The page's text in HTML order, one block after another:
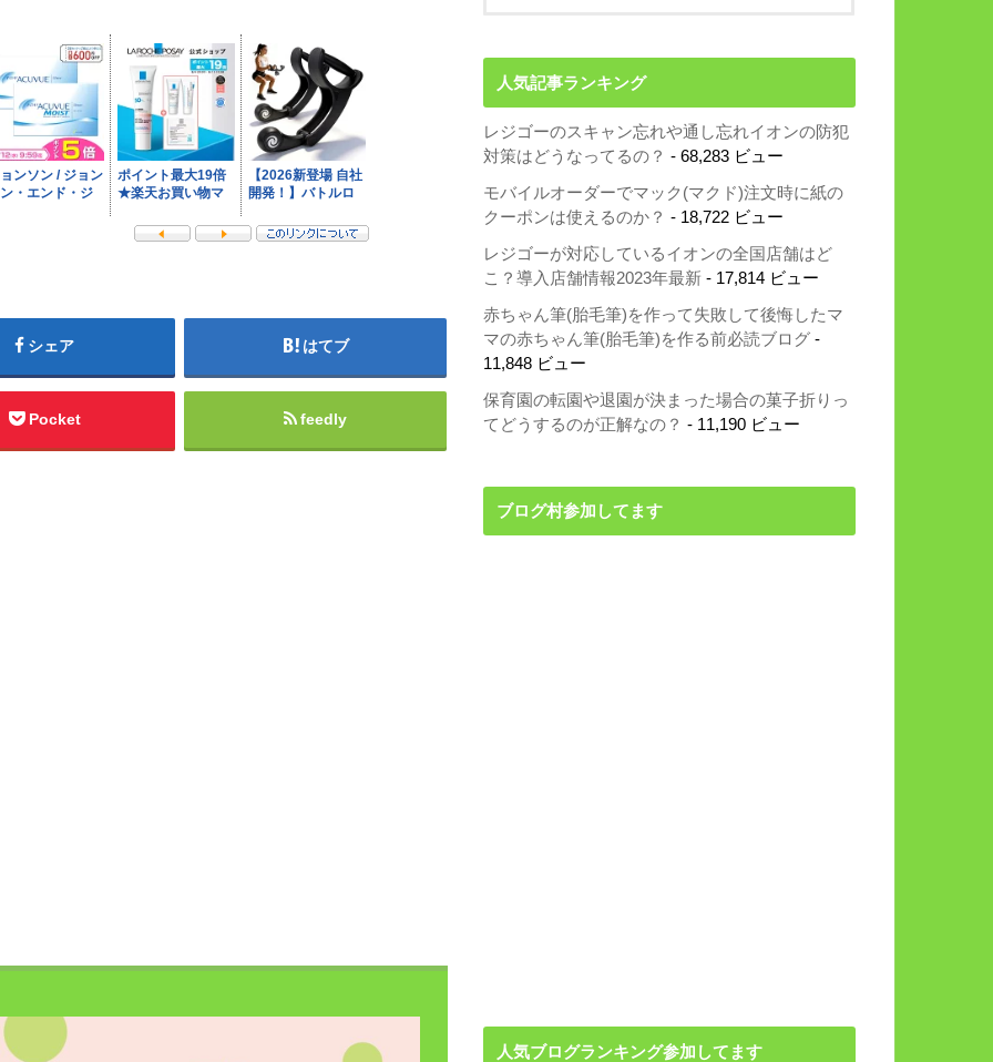
シェア はてブ
Pocket feedly
人気記事ランキング
レジゴーのスキャン忘れや通し忘れイオンの防犯
対策はどうなってるの？ - 68,283 ビュー
モバイルオーダーでマック(マクド)注文時に紙の
クーポンは使えるのか？ - 18,722 ビュー
レジゴーが対応しているイオンの全国店舗はど
こ？導入店舗情報2023年最新 - 17,814 ビュー
赤ちゃん筆(胎毛筆)を作って失敗して後悔したマ
マの赤ちゃん筆(胎毛筆)を作る前必読ブログ -
11,848 ビュー
保育園の転園や退園が決まった場合の菓子折りっ
てどうするのが正解なの？ - 11,190 ビュー
ブログ村参加してます
人気ブログランキング参加してます